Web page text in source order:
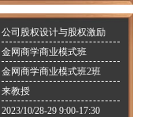
公司股权设计与股权激励
金网商学商业模式班
金网商学商业模式班2班
来教授
2023/10/28-29 9:00-17:30